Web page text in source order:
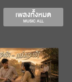
เพลงทั้งหมด
MUSIC ALL